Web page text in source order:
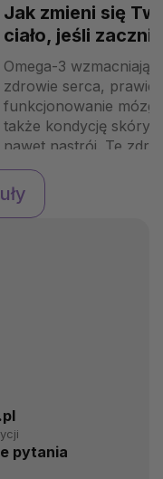
Jak zmieni się
ciało, jeśli
regularnie
omega-3?
Omega-3 wzmacniają
zdrowie serca,
funkcjonowanie
także kondycję skóry
nawet nastrój. Te
tłuszcze, o których w
żywienia mówi się
więcej, mają ogromny
pytania